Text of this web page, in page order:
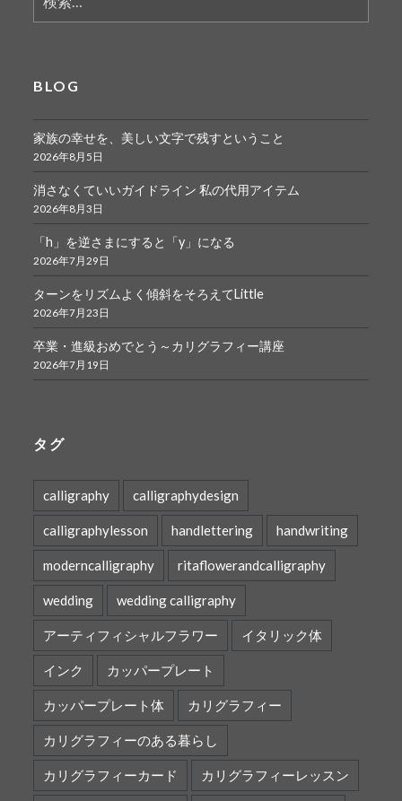
索:
BLOG
家族の幸せを、美しい文字で残すということ
2026年8月5日
消さなくていいガイドライン 私の代用アイテム
2026年8月3日
「h」を逆さまにすると「y」になる
2026年7月29日
ターンをリズムよく傾斜をそろえてLittle
2026年7月23日
卒業・進級おめでとう～カリグラフィー講座
2026年7月19日
タグ
calligraphy calligraphydesign
calligraphylesson handlettering handwriting
moderncalligraphy ritaflowerandcalligraphy
wedding wedding calligraphy
アーティフィシャルフラワー イタリック体
インク カッパープレート
カッパープレート体 カリグラフィー
カリグラフィーのある暮らし
カリグラフィーカード カリグラフィーレッスン